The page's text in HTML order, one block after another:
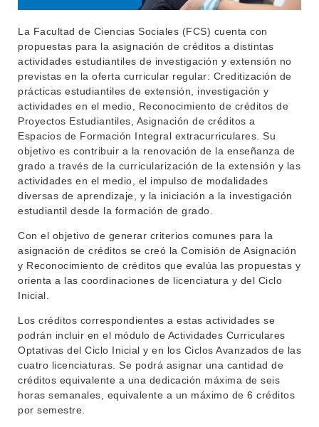
La Facultad de Ciencias Sociales (FCS) cuenta con
propuestas para la asignación de créditos a distintas
actividades estudiantiles de investigación y extensión no
previstas en la oferta curricular regular: Creditización de
prácticas estudiantiles de extensión, investigación y
actividades en el medio, Reconocimiento de créditos de
Proyectos Estudiantiles, Asignación de créditos a
Espacios de Formación Integral extracurriculares. Su
objetivo es contribuir a la renovación de la enseñanza de
grado a través de la curricularización de la extensión y las
actividades en el medio, el impulso de modalidades
diversas de aprendizaje, y la iniciación a la investigación
estudiantil desde la formación de grado.
Con el objetivo de generar criterios comunes para la
asignación de créditos se creó la Comisión de Asignación
y Reconocimiento de créditos que evalúa las propuestas y
orienta a las coordinaciones de licenciatura y del Ciclo
Inicial.
Los créditos correspondientes a estas actividades se
podrán incluir en el módulo de Actividades Curriculares
Optativas del Ciclo Inicial y en los Ciclos Avanzados de las
cuatro licenciaturas. Se podrá asignar una cantidad de
créditos equivalente a una dedicación máxima de seis
horas semanales, equivalente a un máximo de 6 créditos
por semestre.